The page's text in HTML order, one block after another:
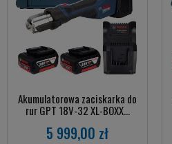
Akumulatorowa zaciskarka do
rur GPT 18V-32 XL-BOXX...
5 999,00 zł